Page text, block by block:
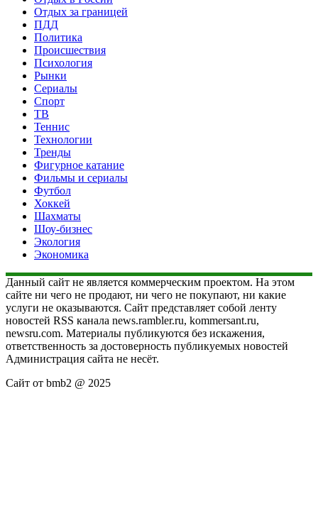
Отдых за границей
ПДД
Политика
Происшествия
Психология
Рынки
Сериалы
Спорт
ТВ
Теннис
Технологии
Тренды
Фигурное катание
Фильмы и сериалы
Футбол
Хоккей
Шахматы
Шоу-бизнес
Экология
Экономика
Данный сайт не является коммерческим проектом. На этом
сайте ни чего не продают, ни чего не покупают, ни какие
услуги не оказываются. Сайт представляет собой ленту
новостей RSS канала news.rambler.ru, kommersant.ru,
newsru.com. Материалы публикуются без искажения,
ответственность за достоверность публикуемых новостей
Администрация сайта не несёт.
Сайт от bmb2 @ 2025